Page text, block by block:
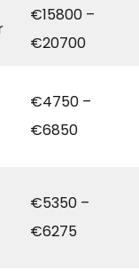
€15800 –
€20700
€4750 –
€6850
€5350 –
€6275